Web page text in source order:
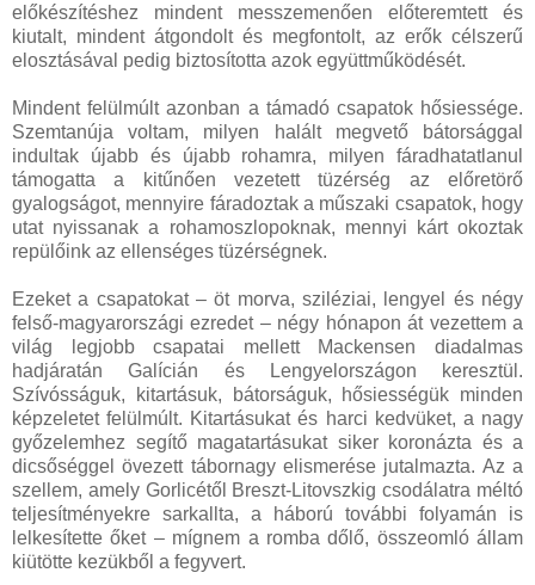
előkészítéshez mindent messzemenően előteremtett és
kiutalt, mindent átgondolt és megfontolt, az erők célszerű
elosztásával pedig biztosította azok együttműködését.
Mindent felülmúlt azonban a támadó csapatok hősiessége.
Szemtanúja voltam, milyen halált megvető bátorsággal
indultak újabb és újabb rohamra, milyen fáradhatatlanul
támogatta a kitűnően vezetett tüzérség az előretörő
gyalogságot, mennyire fáradoztak a műszaki csapatok, hogy
utat nyissanak a rohamoszlopoknak, mennyi kárt okoztak
repülőink az ellenséges tüzérségnek.
Ezeket a csapatokat – öt morva, sziléziai, lengyel és négy
felső-magyarországi ezredet – négy hónapon át vezettem a
világ legjobb csapatai mellett Mackensen diadalmas
hadjáratán Galícián és Lengyelországon keresztül.
Szívósságuk, kitartásuk, bátorságuk, hősiességük minden
képzeletet felülmúlt. Kitartásukat és harci kedvüket, a nagy
győzelemhez segítő magatartásukat siker koronázta és a
dicsőséggel övezett tábornagy elismerése jutalmazta. Az a
szellem, amely Gorlicétől Breszt-Litovszkig csodálatra méltó
teljesítményekre sarkallta, a háború további folyamán is
lelkesítette őket – mígnem a romba dőlő, összeomló állam
kiütötte kezükből a fegyvert.